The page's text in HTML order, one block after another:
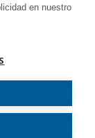
en nuestro